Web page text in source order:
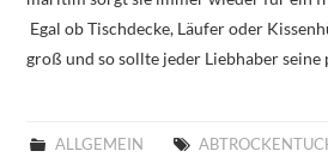
Egal ob Tischdecke, Läufer oder
groß und so sollte jeder Liebhaber seine
ALLGEMEIN